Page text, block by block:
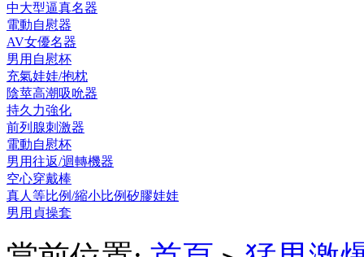
中大型逼真名器
電動自慰器
AV女優名器
男用自慰杯
充氣娃娃/抱枕
陰莖高潮吸吮器
持久力強化
前列腺刺激器
電動自慰杯
男用往返/迴轉機器
空心穿戴棒
真人等比例/縮小比例矽膠娃娃
男用貞操套